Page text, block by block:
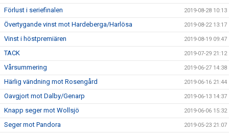
Förlust i seriefinalen 2019-08-28 10:13
Övertygande vinst mot Hardeberga/Harlösa 2019-08-22 13:17
Vinst i höstpremiären 2019-08-19 09:47
TACK 2019-07-29 21:12
Vårsummering 2019-06-27 14:38
Härlig vändning mot Rosengård 2019-06-16 21:44
Oavgjort mot Dalby/Genarp 2019-06-13 14:37
Knapp seger mot Wollsjö 2019-06-06 15:32
Seger mot Pandora 2019-05-23 21:07